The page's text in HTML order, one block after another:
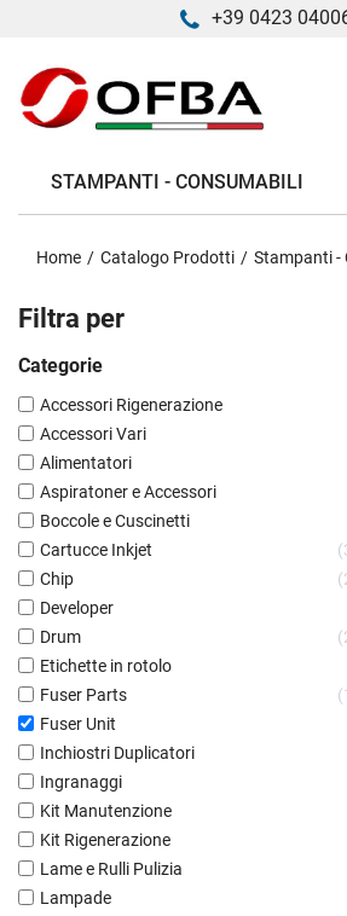
+39 0423
STAMPANTI - CONSUMABILI
Home Catalogo Prodotti Stampanti -
Filtra per
Categorie
Accessori Rigenerazione
Accessori Vari
Alimentatori
Aspiratoner e Accessori
Boccole e Cuscinetti
Cartucce Inkjet
Chip
Developer
Drum
Etichette in rotolo
Fuser Parts
Fuser Unit
Inchiostri Duplicatori
Ingranaggi
Kit Manutenzione
Kit Rigenerazione
Lame e Rulli Pulizia
Lampade